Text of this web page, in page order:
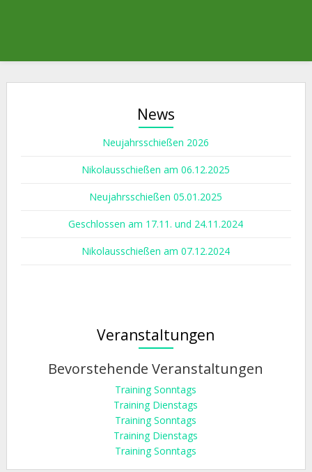
News
Neujahrsschießen 2026
Nikolausschießen am 06.12.2025
Neujahrsschießen 05.01.2025
Geschlossen am 17.11. und 24.11.2024
Nikolausschießen am 07.12.2024
Veranstaltungen
Bevorstehende Veranstaltungen
Training Sonntags
Training Dienstags
Training Sonntags
Training Dienstags
Training Sonntags